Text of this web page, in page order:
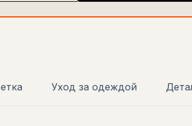
Уход за одеждой